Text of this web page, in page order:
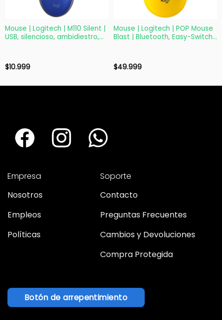
Mouse | Logitech | M110 Silent |
USB, silencioso, ambidiestro,
$10.999
Mouse | Logitech | POP Mouse
Blast | Bluetooth, Easy-Switch
$49.999
Empresa
Nosotros
Empleos
Políticas
Soporte
Contacto
Preguntas Frecuentes
Cambios y Devoluciones
Compra Protegida
Botón de arrepentimiento